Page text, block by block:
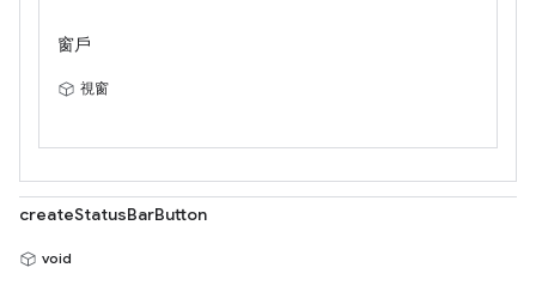
窗戶
視窗
createStatusBarButton
void